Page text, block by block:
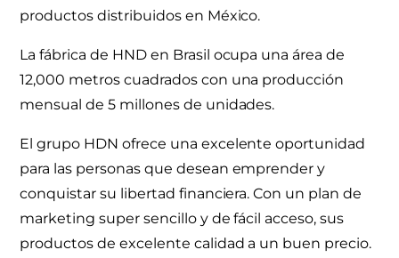
productos distribuidos en México.
La fábrica de HND en Brasil ocupa una área de
12,000 metros cuadrados con una producción
mensual de 5 millones de unidades.
El grupo HDN ofrece una excelente oportunidad
para las personas que desean emprender y
conquistar su libertad financiera. Con un plan de
marketing super sencillo y de fácil acceso, sus
productos de excelente calidad a un buen precio.